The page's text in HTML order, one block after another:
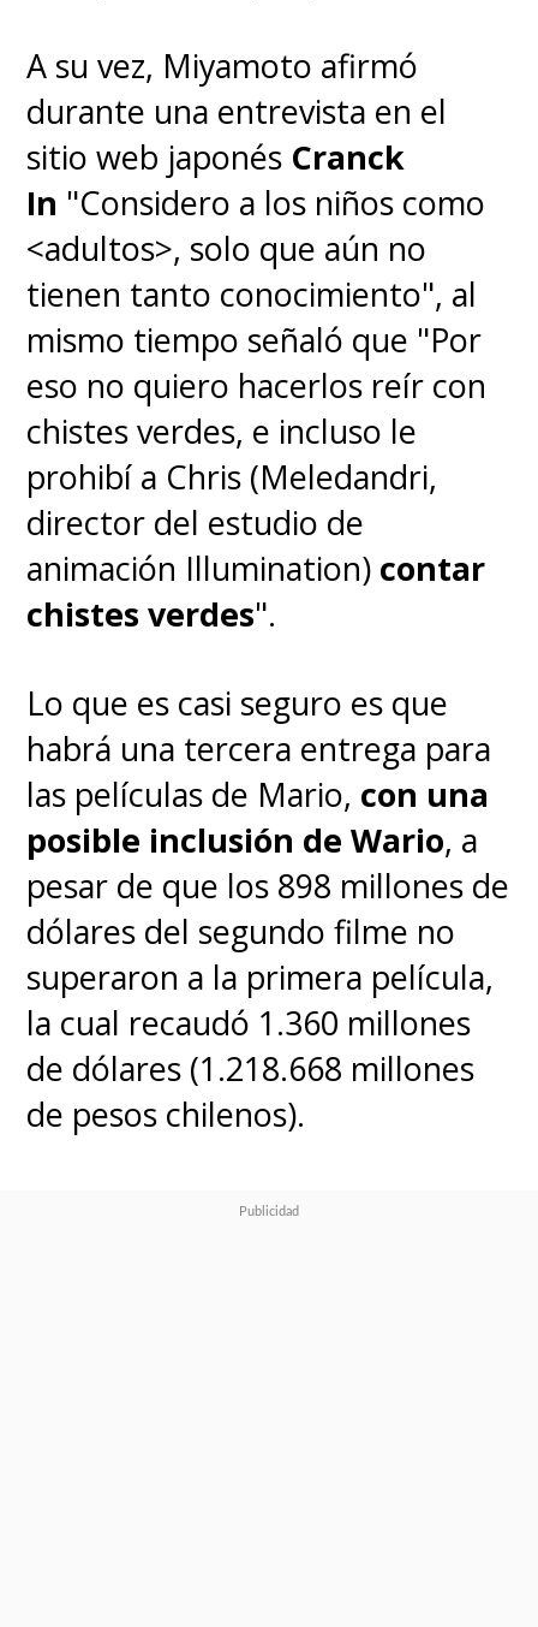
A su vez, Miyamoto afirmó
durante una entrevista en el
sitio web japonés Cranck
In "Considero a los niños como
<adultos>, solo que aún no
tienen tanto conocimiento", al
mismo tiempo señaló que "Por
eso no quiero hacerlos reír con
chistes verdes, e incluso le
prohibí a Chris (Meledandri,
director del estudio de
animación Illumination) contar
chistes verdes".
Lo que es casi seguro es que
habrá una tercera entrega para
las películas de Mario, con una
posible inclusión de Wario, a
pesar de que los 898 millones de
dólares del segundo filme no
superaron a la primera película,
la cual recaudó 1.360 millones
de dólares (1.218.668 millones
de pesos chilenos).